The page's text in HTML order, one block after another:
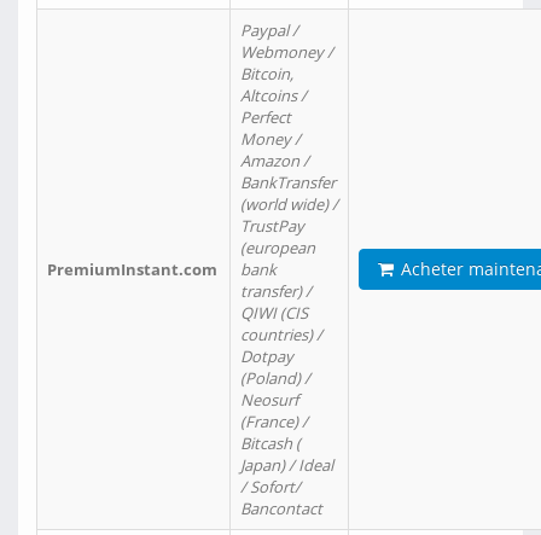
PremiumInstant.com
Paypal /
Webmoney /
Bitcoin,
Altcoins /
Perfect
Money /
Amazon /
BankTransfer
(world wide) /
TrustPay
(european
bank
transfer) /
QIWI (CIS
countries) /
Dotpay
(Poland) /
Neosurf
(France) /
Bitcash (
Japan) / Ideal
/ Sofort/
Bancontact
Acheter